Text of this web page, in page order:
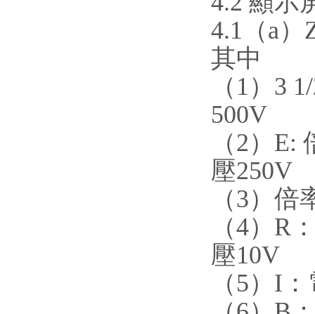
4.1（a
其中
（1）
500V
（2）
壓250V
（3）
（4）R
壓10V
（5）I